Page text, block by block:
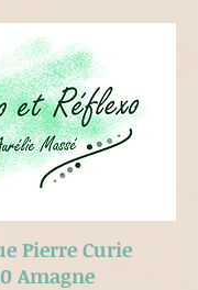
Pierre Curie
Amagne